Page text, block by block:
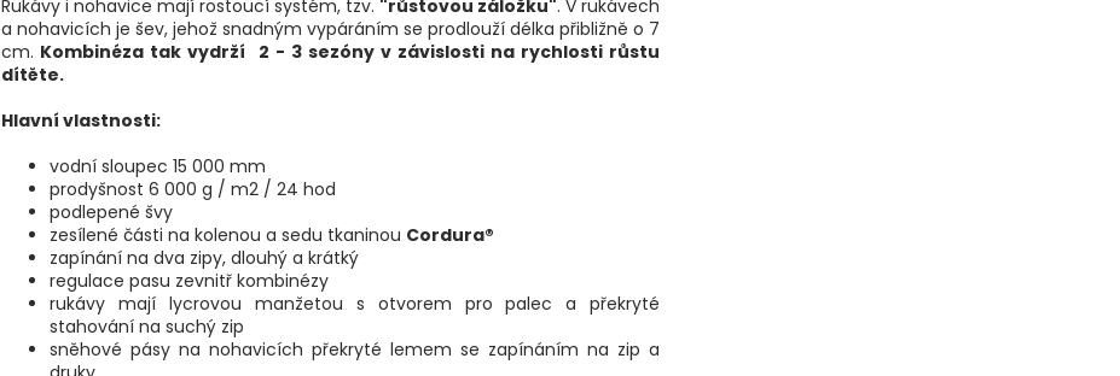
Rukávy i nohavice mají rostoucí systém, tzv. "růstovou záložku". V rukávech
a nohavicích je šev, jehož snadným vypáráním se prodlouží délka přibližně o 7
cm. Kombinéza tak vydrží 2 - 3 sezóny v závislosti na rychlosti růstu
dítěte.
Hlavní vlastnosti:
vodní sloupec 15 000 mm
prodyšnost 6 000 g / m2 / 24 hod
podlepené švy
zesílené části na kolenou a sedu tkaninou Cordura®
zapínání na dva zipy, dlouhý a krátký
regulace pasu zevnitř kombinézy
rukávy mají lycrovou manžetou s otvorem pro palec a překryté
stahování na suchý zip
sněhové pásy na nohavicích překryté lemem se zapínáním na zip a